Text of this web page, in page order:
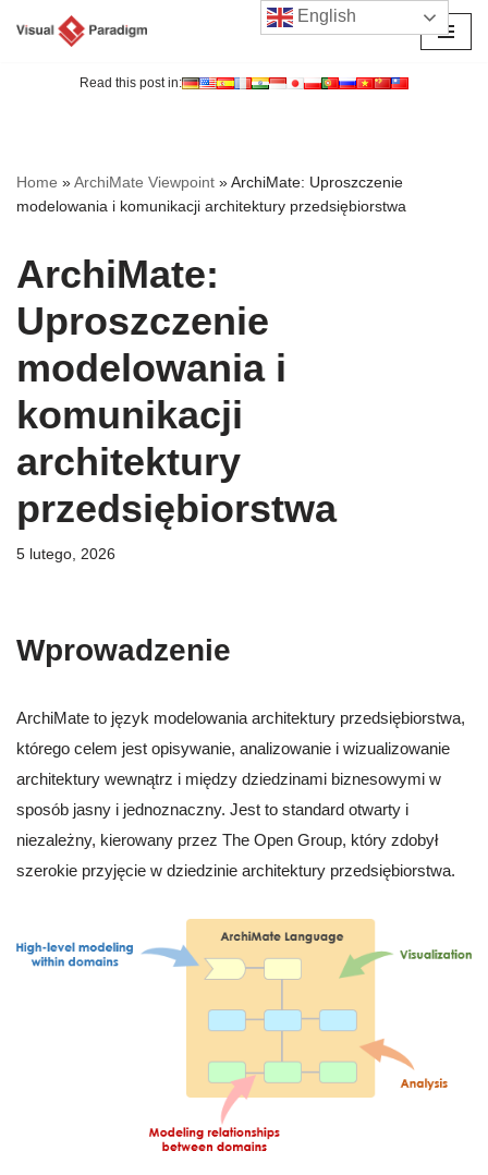
Read this post in:
Home »ArchiMate Viewpoint »ArchiMate: Uproszczenie
modelowania i komunikacji architektury przedsiębiorstwa
ArchiMate:
Uproszczenie
modelowania i
komunikacji
architektury
przedsiębiorstwa
5 lutego, 2026
Wprowadzenie
ArchiMate to język modelowania architektury przedsiębiorstwa,
którego celem jest opisywanie, analizowanie i wizualizowanie
architektury wewnątrz i między dziedzinami biznesowymi w
sposób jasny i jednoznaczny. Jest to standard otwarty i
niezależny, kierowany przez The Open Group, który zdobył
szerokie przyjęcie w dziedzinie architektury przedsiębiorstwa.
English